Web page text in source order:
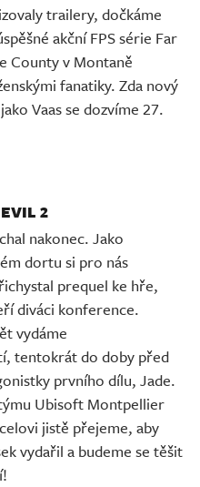
trailery, dočkáme
akční FPS série Far
County v Montaně
fanatiky. Zda nový
Vaas se dozvíme 27.
2
nakonec. Jako
dortu si pro nás
prequel ke hře,
diváci konference.
vydáme
tentokrát do doby před
prvního dílu, Jade.
Ubisoft Montpellier
jistě přejeme, aby
vydařil a budeme se těšit